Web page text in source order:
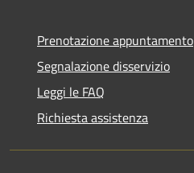
Prenotazione appuntamento
Segnalazione disservizio
Leggi le FAQ
Richiesta assistenza